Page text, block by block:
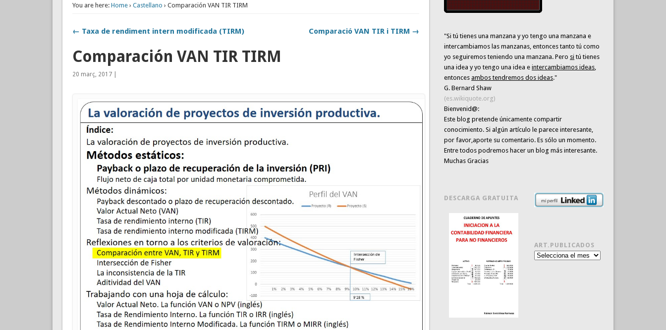
You are here: Home› Castellano › Comparación VAN TIR TIRM
← Taxa de rendiment intern modificada (TIRM) Comparació VAN TIR i TIRM →
Comparación VAN TIR TIRM
20 març, 2017 |
"Si tú tienes una manzana y yo tengo una manzana e
intercambiamos las manzanas, entonces tanto tú como
yo seguiremos teniendo una manzana. Pero si tú tienes
una idea y yo tengo una idea eintercambiamos ideas,
entoncesambos tendremos dos ideas."
G. Bernard Shaw
(es.wikiquote.org)
Bienvenid@:
Este blog pretende únicamentecompartir
conocimiento. Si algún artículo le parece interesante,
por favor,aporte su comentario. Es sólo un momento.
Entre todos podremos hacer un blog más interesante.
Muchas Gracias
DESCARGA GRATUITA
ART.PUBLICADOS
Art.publicados